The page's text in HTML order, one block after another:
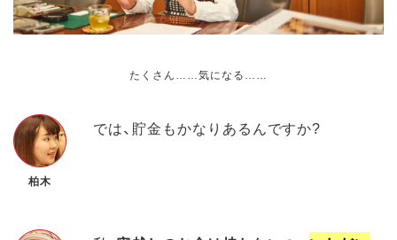
たくさん……気になる……
柏木
では、貯金もかなりあるんですか?